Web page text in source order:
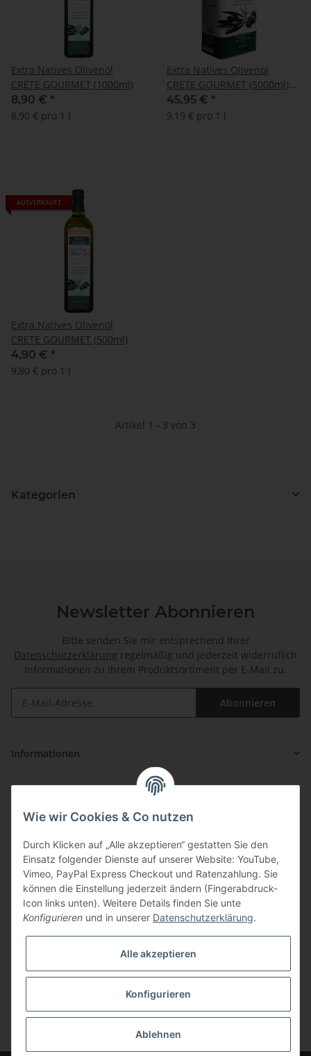
Extra Natives Olivenöl
CRETE GOURMET (1000ml)
8,90 € *
8,90 € pro 1 l
Extra Natives Olivenöl
CRETE GOURMET (5000ml)
Kanister
45,95 € *
9,19 € pro 1 l
AUSVERKAUFT
Extra Natives Olivenöl
CRETE GOURMET (500ml)
4,90 € *
9,80 € pro 1 l
Artikel 1 - 3 von 3
Kategorien
Newsletter Abonnieren
Bitte senden Sie mir entsprechend Ihrer
Datenschutzerklärung regelmäßig und jederzeit widerruflich
Informationen zu Ihrem Produktsortiment per E-Mail zu.
Abonnieren
Informationen
Über uns
ouzo-shop.com ist Ihr Shop für hochwertigen Ouzo und
Spirituosen direkt aus Griechenland! Unsere Waren erhalten
wir direkt vom Hersteller und sorgen so für günstige Preise
* Alle Preise inkl. gesetzlicher USt., zzgl.Versand
Wie wir Cookies & Co nutzen
Durch Klicken auf „Alle akzeptieren“ gestatten Sie den
Einsatz folgender Dienste auf unserer Website: YouTube,
Vimeo, PayPal Express Checkout und Ratenzahlung. Sie
können die Einstellung jederzeit ändern (Fingerabdruck-
Icon links unten). Weitere Details finden Sie unte
Konfigurieren und in unserer Datenschutzerklärung.
Alle akzeptieren
Konfigurieren
Ablehnen